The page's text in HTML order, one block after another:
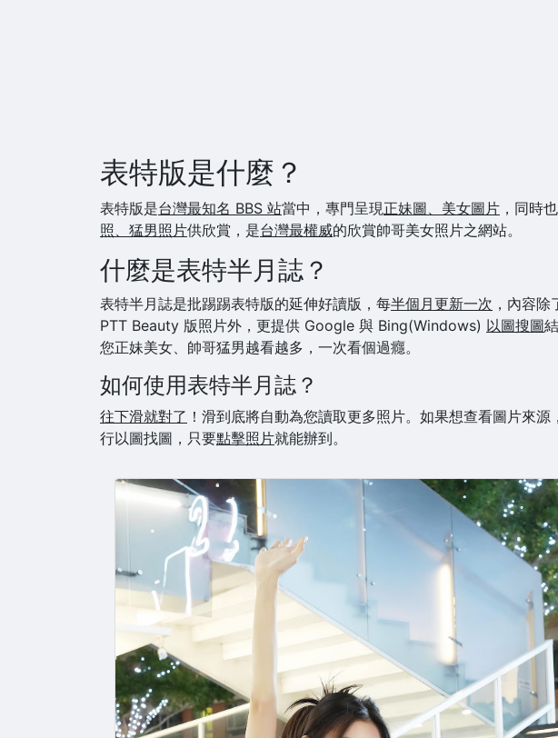
表特版是什麼？
表特版是台灣最知名 BBS 站當中，專門呈現正妹圖、美女圖片 ，同時
照、猛男照片供欣賞，是台灣最權威的欣賞帥哥美女照片之網站。
什麼是表特半月誌？
表特半月誌是批踢踢表特版的延伸好讀版，每半個月更新一次 ，內容除
PTT Beauty 版照片外，更提供 Google 與 Bing(Windows) 以圖搜圖
您正妹美女、帥哥猛男越看越多，一次看個過癮。
如何使用表特半月誌？
往下滑就對了 ！滑到底將自動為您讀取更多照片。如果想查看圖片來源
行以圖找圖，只要點擊照片就能辦到。